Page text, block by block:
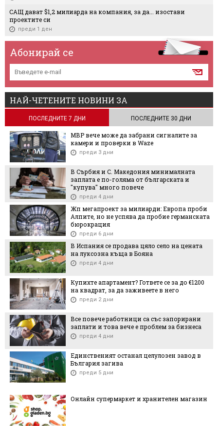
САЩ дават $1,2 милиарда на компания, за да... изостави
проектите си
преди 1 ден
Абонирай се
НАЙ-ЧЕТЕНИТЕ НОВИНИ ЗА
ПОСЛЕДНИТЕ 7 ДНИ ПОСЛЕДНИТЕ 30 ДНИ
МВР вече може да забрани сигналите за
камери и проверки в Waze
преди 3 дни
В Сърбия и С. Македония минималната
заплата е по-голяма от българската и
"купува" много повече
преди 4 дни
Жп мегапроект за милиарди: Европа проби
Алпите, но не успява да пробие германската
бюрокрация
преди 6 дни
В Испания се продава цяло село на цената
на луксозна къща в Бояна
преди 4 дни
Купихте апартамент? Гответе се за до €1200
на квадрат, за да заживеете в него
преди 2 дни
Все повече работници са със запорирани
заплати и това вече е проблем за бизнеса
преди 4 дни
Единственият останал целулозен завод в
България загива
преди 5 дни
Онлайн супермаркет и хранителен магазин